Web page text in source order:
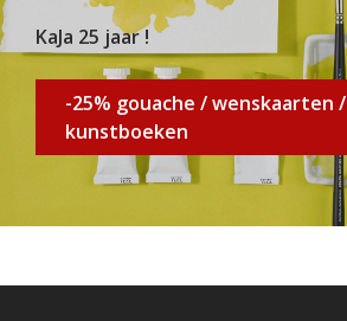
KaJa 25 jaar !
-25% gouache / wenskaarten /
kunstboeken